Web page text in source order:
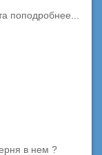
поподробнее...
в нем ?